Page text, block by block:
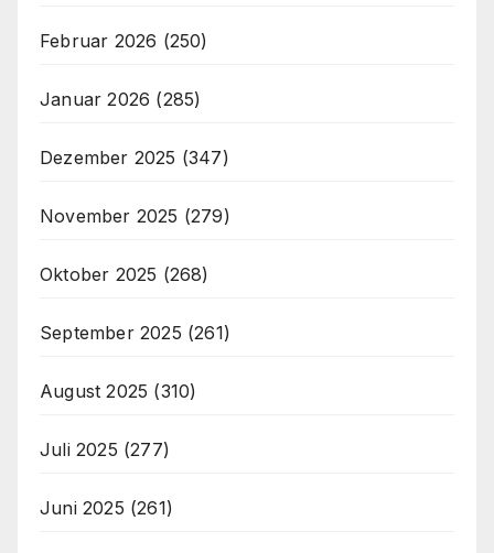
Februar 2026 (250)
Januar 2026 (285)
Dezember 2025 (347)
November 2025 (279)
Oktober 2025 (268)
September 2025 (261)
August 2025 (310)
Juli 2025 (277)
Juni 2025 (261)